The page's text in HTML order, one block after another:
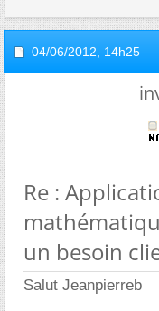
04/06/2012, 14h25
Re :
un besoin
Salut Jeanpierreb